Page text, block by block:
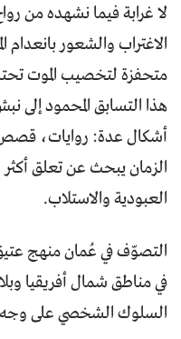
لا غرابة فيما نشهده من
الاغتراب والشعور
متحفزة لتخصيب الموت
هذا التسابق المحمود إلى
أشكال عدة: روايات، قصص،
الزمان يبحث عن تعلق
العبودية والاستلاب.
التصوّف في عُمان منهج
في مناطق شمال أفريقيا
السلوك الشخصي على وجه